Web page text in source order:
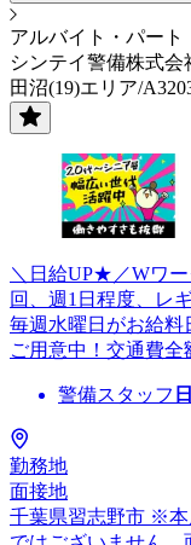
アルバイト・パート
シンテイ警備株式
田沼(19)エリア/
＼日給UP★／Wワ
回、週1日程度、レ
毎週水曜日がお給料
ご用意中！交通費全
警備スタッフ
勤務地
面接地
千葉県習志野市 ※本